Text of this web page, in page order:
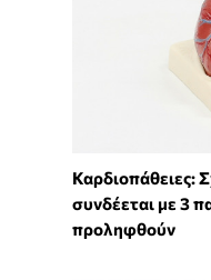
Καρδιοπάθειες:
συνδέεται με 3
προληφθούν